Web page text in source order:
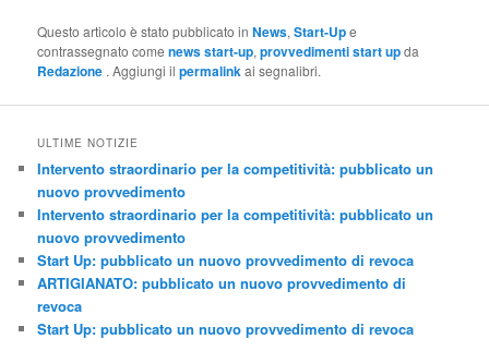
Questo articolo è stato pubblicato inNews,Start-Upe
contrassegnato comenews start-up,provvedimenti start upda
Redazione . Aggiungi ilpermalinkai segnalibri.
ULTIME NOTIZIE
Intervento straordinario per la competitività: pubblicato un
nuovo provvedimento
Intervento straordinario per la competitività: pubblicato un
nuovo provvedimento
Start Up: pubblicato un nuovo provvedimento di revoca
ARTIGIANATO: pubblicato un nuovo provvedimento di
revoca
Start Up: pubblicato un nuovo provvedimento di revoca